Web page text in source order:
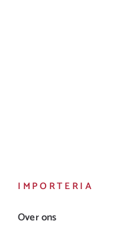
IMPORTERIA
Over ons